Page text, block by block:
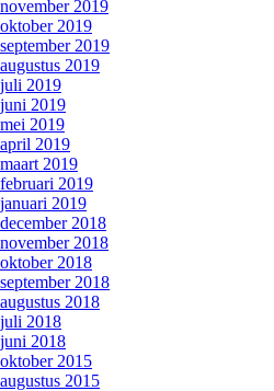
november 2019
oktober 2019
september 2019
augustus 2019
juli 2019
juni 2019
mei 2019
april 2019
maart 2019
februari 2019
januari 2019
december 2018
november 2018
oktober 2018
september 2018
augustus 2018
juli 2018
juni 2018
oktober 2015
augustus 2015